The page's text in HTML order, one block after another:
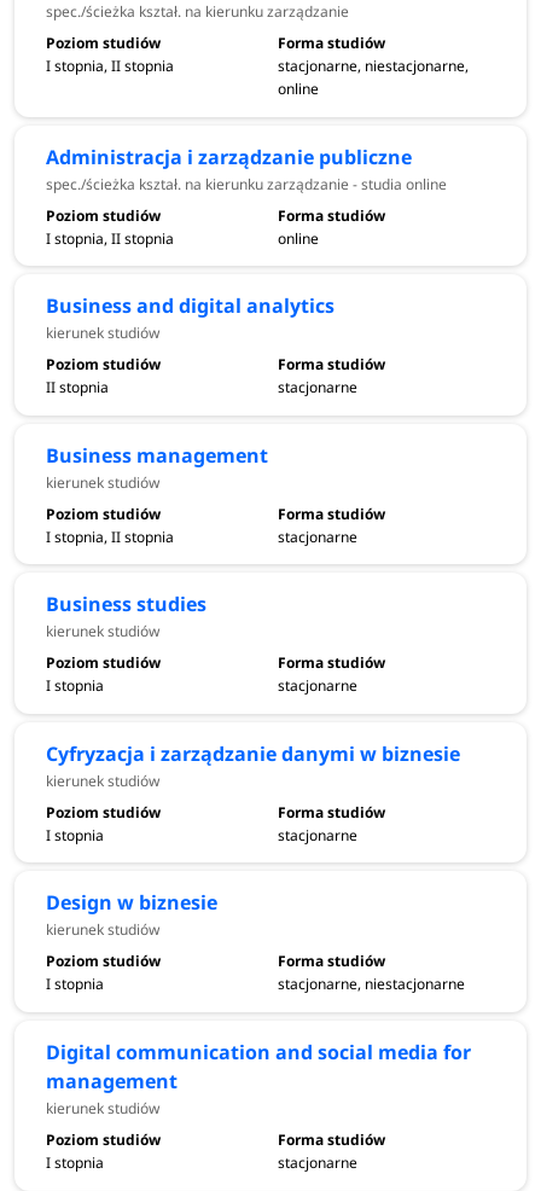
spec./ścieżka kształ. na kierunku zarządzanie
I stopnia, II stopnia
stacjonarne, niestacjonarne,
online
Administracja i zarządzanie publiczne
spec./ścieżka kształ. na kierunku zarządzanie - studia online
I stopnia, II stopnia online
Business and digital analytics
kierunek studiów
II stopnia stacjonarne
Business management
kierunek studiów
I stopnia, II stopnia stacjonarne
Business studies
kierunek studiów
I stopnia stacjonarne
Cyfryzacja i zarządzanie danymi w biznesie
kierunek studiów
I stopnia stacjonarne
Design w biznesie
kierunek studiów
I stopnia stacjonarne, niestacjonarne
Digital communication and social media for
management
kierunek studiów
I stopnia stacjonarne